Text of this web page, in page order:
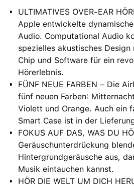
ULTIMATIVES OVER-EAR
Apple entwickelte
Audio. Computational Audio
spezielles akustisches Design
Chip und Software für ein
Hörerlebnis.
FÜNF NEUE FARBEN – Die
fünf neuen Farben:
Violett und Orange. Auch ein
Smart Case ist in der
FOKUS AUF DAS, WAS DU
Geräuschunterdrückung
Hintergrundgeräusche aus,
Musik eintauchen kannst.
HÖR DIE WELT UM DICH